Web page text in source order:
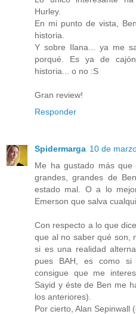
Hurley.
En mi punto de vista,
historia.
Y sobre Ilana... ya me
porqué. Es ya de
historia... o no :S
Gran review!
Responder
Spidermarga 10 de
Me ha gustado más
grandes, grandes de
estado mal. O a lo
Emerson que salva
Con respecto a lo que
que al no saber qué son,
si es una realidad
pues BAH, es como
consigue que me
Sayid y éste de Ben me
los anteriores).
Por cierto, Alan Sepinwall